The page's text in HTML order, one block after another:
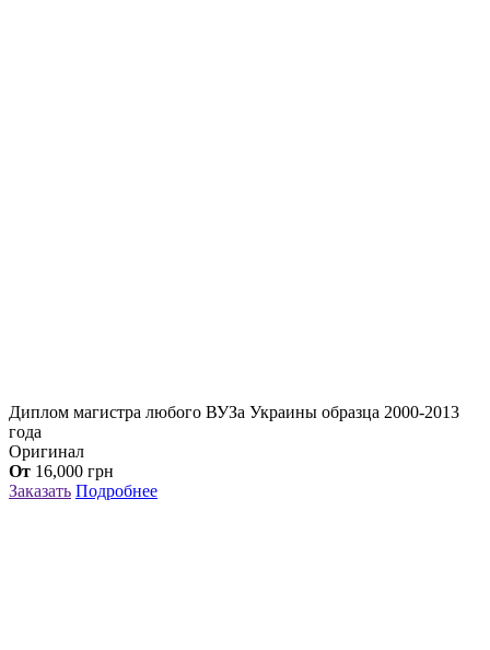
Диплом магистра любого ВУЗа Украины образца 2000-2013
года
Оригинал
От 16,000 грн
Заказать Подробнее